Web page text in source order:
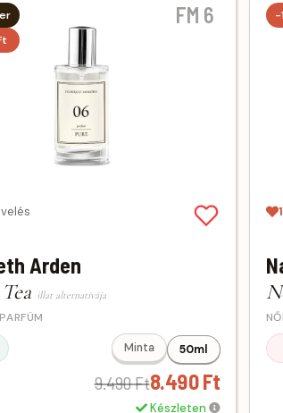
FM 6
Arden
illat alternatívája
Minta 50ml
9.490 Ft8.490 Ft
Készleten
-